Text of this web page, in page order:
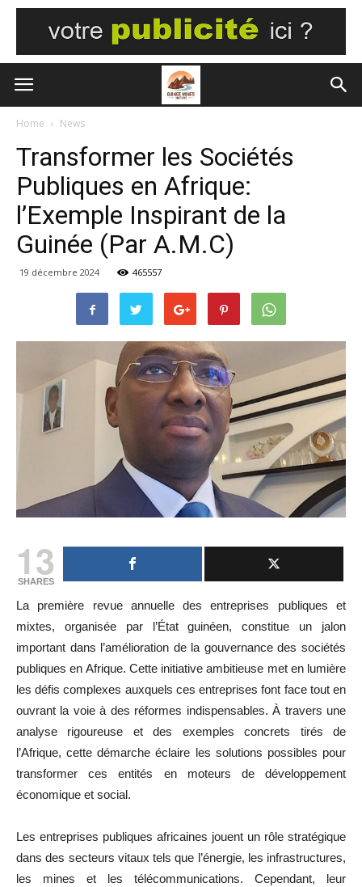
Home News
Transformer les Sociétés
Publiques en Afrique:
l’Exemple Inspirant de la
Guinée (Par A.M.C)
19 décembre 2024 465557
13
SHARES
La première revue annuelle des entreprises publiques et
mixtes, organisée par l’État guinéen, constitue un jalon
important dans l’amélioration de la gouvernance des sociétés
publiques en Afrique. Cette initiative ambitieuse met en lumière
les défis complexes auxquels ces entreprises font face tout en
ouvrant la voie à des réformes indispensables. À travers une
analyse rigoureuse et des exemples concrets tirés de
l’Afrique, cette démarche éclaire les solutions possibles pour
transformer ces entités en moteurs de développement
économique et social.
Les entreprises publiques africaines jouent un rôle stratégique
dans des secteurs vitaux tels que l’énergie, les infrastructures,
les mines et les télécommunications. Cependant, leur